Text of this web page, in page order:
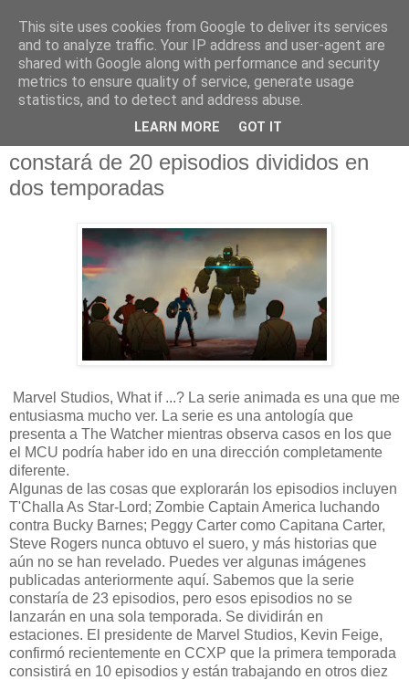
La serie animada Marvel What if ...?
constará de 20 episodios divididos en
dos temporadas
Marvel Studios, What if ...? La serie animada es una que me
entusiasma mucho ver. La serie es una antología que
presenta a The Watcher mientras observa casos en los que
el MCU podría haber ido en una dirección completamente
diferente.
Algunas de las cosas que explorarán los episodios incluyen
T'Challa As Star-Lord; Zombie Captain America luchando
contra Bucky Barnes; Peggy Carter como Capitana Carter,
Steve Rogers nunca obtuvo el suero, y más historias que
aún no se han revelado. Puedes ver algunas imágenes
publicadas anteriormente aquí. Sabemos que la serie
constaría de 23 episodios, pero esos episodios no se
lanzarán en una sola temporada. Se dividirán en
estaciones. El presidente de Marvel Studios, Kevin Feige,
confirmó recientemente en CCXP que la primera temporada
consistirá en 10 episodios y están trabajando en otros diez
This site uses cookies from Google to deliver its services
and to analyze traffic. Your IP address and user-agent are
shared with Google along with performance and security
metrics to ensure quality of service, generate usage
statistics, and to detect and address abuse.
LEARN MORE GOT IT